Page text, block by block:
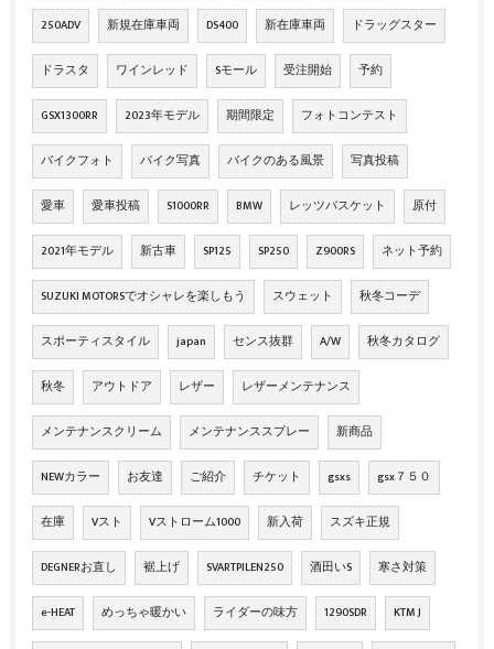
250ADV 新規在庫車両 DS400 新在庫車両 ドラッグスター
ドラスタ ワインレッド Sモール 受注開始 予約
GSX1300RR 2023年モデル 期間限定 フォトコンテスト
バイクフォト バイク写真 バイクのある風景 写真投稿
愛車 愛車投稿 S1000RR BMW レッツバスケット 原付
2021年モデル 新古車 SP125 SP250 Z900RS ネット予約
SUZUKI MOTORSでオシャレを楽しもう スウェット 秋冬コーデ
スポーティスタイル japan センス抜群 A/W 秋冬カタログ
秋冬 アウトドア レザー レザーメンテナンス
メンテナンスクリーム メンテナンススプレー 新商品
NEWカラー お友達 ご紹介 チケット gsxs gsx７５０
在庫 Vスト Vストローム1000 新入荷 スズキ正規
DEGNERお直し 裾上げ SVARTPILEN250 酒田いS 寒さ対策
e-HEAT めっちゃ暖かい ライダーの味方 1290SDR KTM J